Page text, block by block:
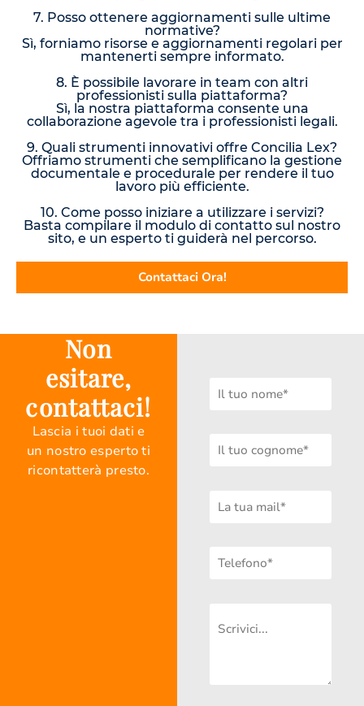
7. Posso ottenere aggiornamenti sulle ultime
normative?
Sì, forniamo risorse e aggiornamenti regolari per
mantenerti sempre informato.
8. È possibile lavorare in team con altri
professionisti sulla piattaforma?
Sì, la nostra piattaforma consente una
collaborazione agevole tra i professionisti legali.
9. Quali strumenti innovativi offre Concilia Lex?
Offriamo strumenti che semplificano la gestione
documentale e procedurale per rendere il tuo
lavoro più efficiente.
10. Come posso iniziare a utilizzare i servizi?
Basta compilare il modulo di contatto sul nostro
sito, e un esperto ti guiderà nel percorso.
Contattaci Ora!
Non
esitare,
contattaci!
Lascia i tuoi dati e
un nostro esperto ti
ricontatterà presto.